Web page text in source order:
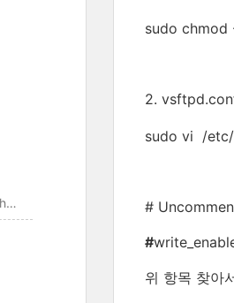
sudo chmod
2.
sudo vi /
#
#
위 항목 찾아